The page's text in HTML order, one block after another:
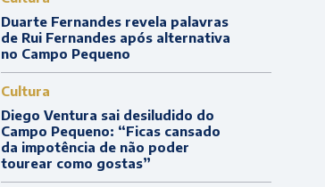
Duarte Fernandes revela palavras
de Rui Fernandes após alternativa
no Campo Pequeno
Cultura
Diego Ventura sai desiludido do
Campo Pequeno: “Ficas cansado
da impotência de não poder
tourear como gostas”